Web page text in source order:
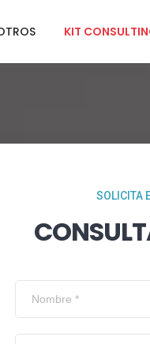
KIT
SOLICITA